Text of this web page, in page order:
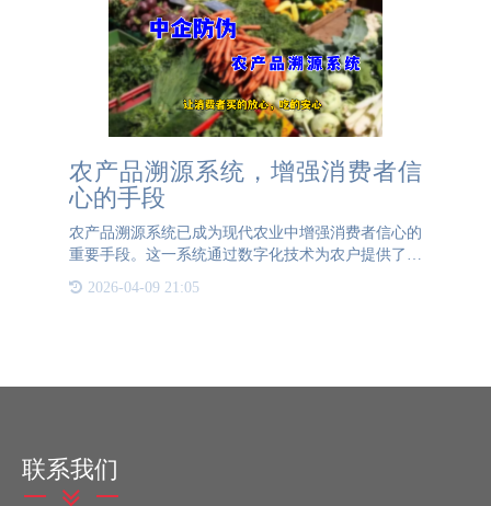
农产品溯源系统，增强消费者信
心的手段
农产品溯源系统已成为现代农业中增强消费者信心的
重要手段。这一系统通过数字化技术为农户提供了一
条信息。它允许农户上传农产品的生长环境、收获过
2026-04-09 21:05
联系我们